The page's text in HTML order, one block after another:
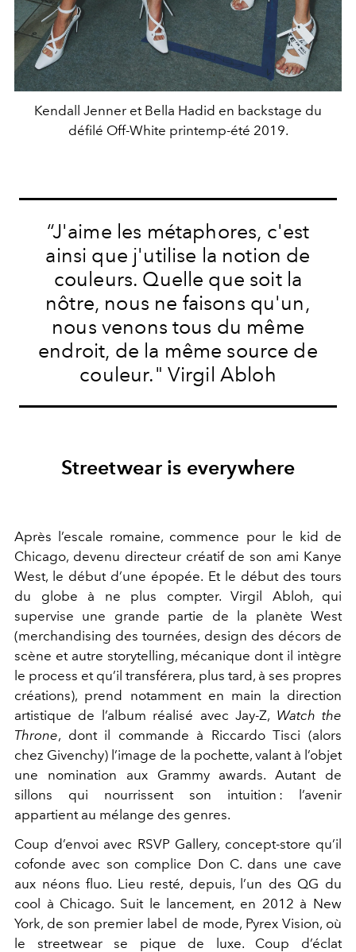
Kendall Jenner et Bella Hadid en backstage du
défilé Off-White printemp-été 2019.
“J'aime les métaphores, c'est
ainsi que j'utilise la notion de
couleurs. Quelle que soit la
nôtre, nous ne faisons qu'un,
nous venons tous du même
endroit, de la même source de
couleur." Virgil Abloh
Streetwear is everywhere
Après l’escale romaine, commence pour le kid de
Chicago, devenu directeur créatif de son ami Kanye
West, le début d’une épopée. Et le début des tours
du globe à ne plus compter. Virgil Abloh, qui
supervise une grande partie de la planète West
(merchandising des tournées, design des décors de
scène et autre storytelling, mécanique dont il intègre
le process et qu’il transférera, plus tard, à ses propres
créations), prend notamment en main la direction
artistique de l’album réalisé avec Jay-Z, Watch the
Throne, dont il commande à Riccardo Tisci (alors
chez Givenchy) l’image de la pochette, valant à l’objet
une nomination aux Grammy awards. Autant de
sillons qui nourrissent son intuition : l’avenir
appartient au mélange des genres.
Coup d’envoi avec RSVP Gallery, concept-store qu’il
cofonde avec son complice Don C. dans une cave
aux néons fluo. Lieu resté, depuis, l’un des QG du
cool à Chicago. Suit le lancement, en 2012 à New
York, de son premier label de mode, Pyrex Vision, où
le streetwear se pique de luxe. Coup d’éclat